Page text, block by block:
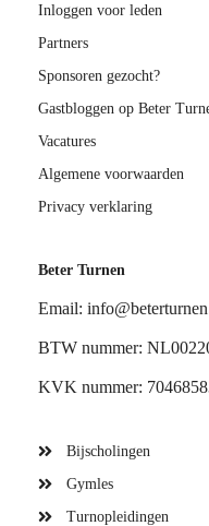
Inloggen voor leden
Partners
Sponsoren gezocht?
Gastbloggen op Beter
Vacatures
Algemene voorwaarden
Privacy verklaring
Beter Turnen
Email:
BTW nummer:
KVK nummer:
Bijscholingen
Gymles
Turnopleidingen